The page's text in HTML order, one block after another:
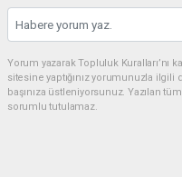
Yorum yazarak Topluluk
sitesine yaptığınız yorumunuzla
başınıza üstleniyorsunuz. Yazılan
sorumlu tutulamaz.